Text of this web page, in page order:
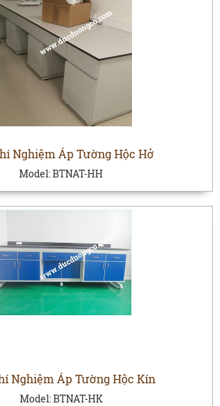
Nghiệm Áp Tường Hộc Hở
Model:BTNAT-HH
Nghiệm Áp Tường Hộc Kín
Model:BTNAT-HK